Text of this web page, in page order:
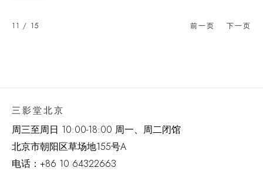
前一页 下一页
11 / 15
三影堂北京
周三至周日 10:00-18:00 周一、周二闭馆
北京市朝阳区草场地155号A
电话： +86 10 64322663